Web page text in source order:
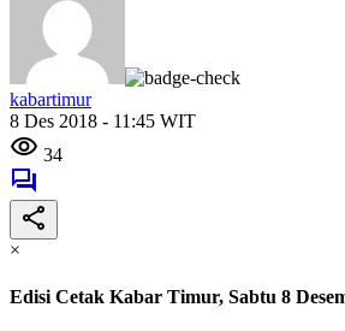
kabartimur
8 Des 2018 - 11:45 WIT
34
×
Edisi Cetak Kabar Timur, Sabtu 8